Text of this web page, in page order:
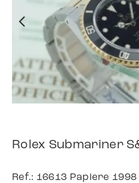
Rolex Submariner
Ref.: 16613 Papiere 1998